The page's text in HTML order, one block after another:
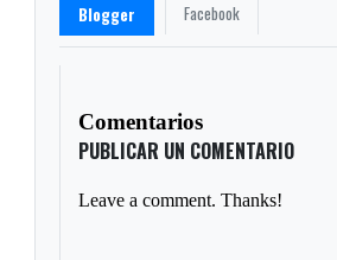
Blogger Facebook
Comentarios
PUBLICAR UN COMENTARIO
Leave a comment. Thanks!